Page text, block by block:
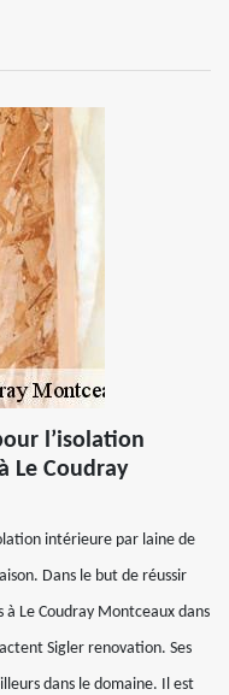
l’isolation
Le Coudray
intérieure par laine de
Dans le but de réussir
Le Coudray Montceaux dans
Sigler renovation. Ses
dans le domaine. Il est